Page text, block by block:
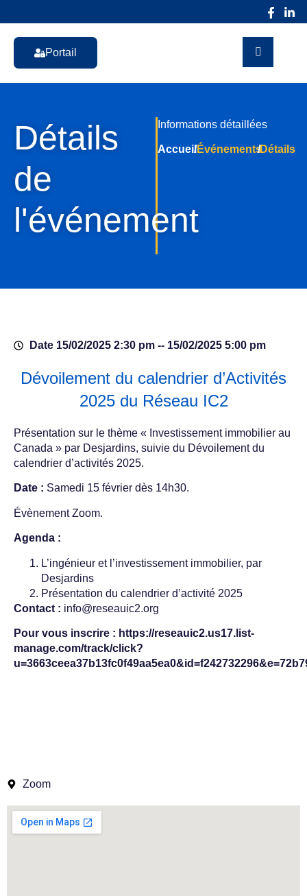
Portail
Détails
de
l'événement
Informations détaillées
Accueil/Événements
/Détails
Date 15/02/2025 2:30 pm -- 15/02/2025 5:00 pm
Dévoilement du calendrier d’Activités
2025 du Réseau IC2
Présentation sur le thème « Investissement immobilier au
Canada » par Desjardins, suivie du Dévoilement du
calendrier d’activités 2025.
Date : Samedi 15 février dès 14h30.
Évènement Zoom.
Agenda :
L’ingénieur et l’investissement immobilier, par
Desjardins
Présentation du calendrier d’activité 2025
Contact : info@reseauic2.org
Pour vous inscrire : https://reseauic2.us17.list-
manage.com/track/click?
Zoom